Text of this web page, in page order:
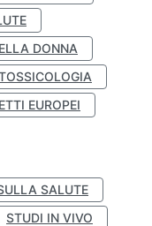
DONNA
EUROPEI
SALUTE
STUDI IN VIVO